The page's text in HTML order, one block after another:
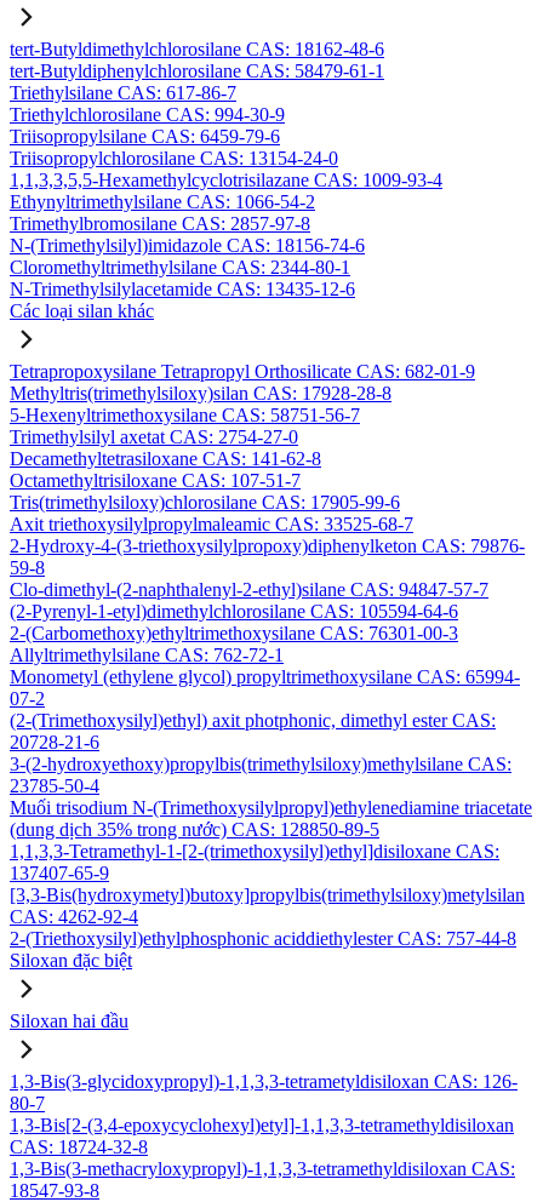
tert-Butyldimethylchlorosilane CAS: 18162-48-6
tert-Butyldiphenylchlorosilane CAS: 58479-61-1
Triethylsilane CAS: 617-86-7
Triethylchlorosilane CAS: 994-30-9
Triisopropylsilane CAS: 6459-79-6
Triisopropylchlorosilane CAS: 13154-24-0
1,1,3,3,5,5-Hexamethylcyclotrisilazane CAS: 1009-93-4
Ethynyltrimethylsilane CAS: 1066-54-2
Trimethylbromosilane CAS: 2857-97-8
N-(Trimethylsilyl)imidazole CAS: 18156-74-6
Cloromethyltrimethylsilane CAS: 2344-80-1
N-Trimethylsilylacetamide CAS: 13435-12-6
Các loại silan khác
Tetrapropoxysilane Tetrapropyl Orthosilicate CAS: 682-01-9
Methyltris(trimethylsiloxy)silan CAS: 17928-28-8
5-Hexenyltrimethoxysilane CAS: 58751-56-7
Trimethylsilyl axetat CAS: 2754-27-0
Decamethyltetrasiloxane CAS: 141-62-8
Octamethyltrisiloxane CAS: 107-51-7
Tris(trimethylsiloxy)chlorosilane CAS: 17905-99-6
Axit triethoxysilylpropylmaleamic CAS: 33525-68-7
2-Hydroxy-4-(3-triethoxysilylpropoxy)diphenylketon CAS: 79876-
59-8
Clo-dimethyl-(2-naphthalenyl-2-ethyl)silane CAS: 94847-57-7
(2-Pyrenyl-1-etyl)dimethylchlorosilane CAS: 105594-64-6
2-(Carbomethoxy)ethyltrimethoxysilane CAS: 76301-00-3
Allyltrimethylsilane CAS: 762-72-1
Monometyl (ethylene glycol) propyltrimethoxysilane CAS: 65994-
07-2
(2-(Trimethoxysilyl)ethyl) axit photphonic, dimethyl ester CAS:
20728-21-6
3-(2-hydroxyethoxy)propylbis(trimethylsiloxy)methylsilane CAS:
23785-50-4
Muối trisodium N-(Trimethoxysilylpropyl)ethylenediamine triacetate
(dung dịch 35% trong nước) CAS: 128850-89-5
1,1,3,3-Tetramethyl-1-[2-(trimethoxysilyl)ethyl]disiloxane CAS:
137407-65-9
[3,3-Bis(hydroxymetyl)butoxy]propylbis(trimethylsiloxy)metylsilan
CAS: 4262-92-4
2-(Triethoxysilyl)ethylphosphonic aciddiethylester CAS: 757-44-8
Siloxan đặc biệt
Siloxan hai đầu
1,3-Bis(3-glycidoxypropyl)-1,1,3,3-tetrametyldisiloxan CAS: 126-
80-7
1,3-Bis[2-(3,4-epoxycyclohexyl)etyl]-1,1,3,3-tetramethyldisiloxan
CAS: 18724-32-8
1,3-Bis(3-methacryloxypropyl)-1,1,3,3-tetramethyldisiloxan CAS:
18547-93-8